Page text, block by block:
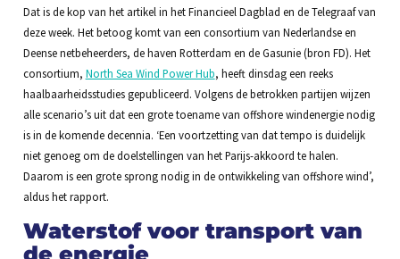
Dat is de kop van het artikel in het Financieel Dagblad en de Telegraaf van
deze week. Het betoog komt van een consortium van Nederlandse en
Deense netbeheerders, de haven Rotterdam en de Gasunie (bron FD). Het
consortium, North Sea Wind Power Hub, heeft dinsdag een reeks
haalbaarheidsstudies gepubliceerd. Volgens de betrokken partijen wijzen
alle scenario’s uit dat een grote toename van offshore windenergie nodig
is in de komende decennia. ‘Een voortzetting van dat tempo is duidelijk
niet genoeg om de doelstellingen van het Parijs-akkoord te halen.
Daarom is een grote sprong nodig in de ontwikkeling van offshore wind’,
aldus het rapport.
Waterstof voor transport van